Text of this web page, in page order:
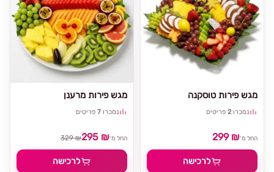
מגש פירות מרענן
נמכרו 7 פריטים
החל מ־295 ₪
329 ₪
לרכישה
מגש פירות טוסקנה
נמכרו 2 פריטים
החל מ־299 ₪
לרכישה